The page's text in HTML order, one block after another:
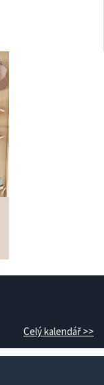
Celý kalendář >>